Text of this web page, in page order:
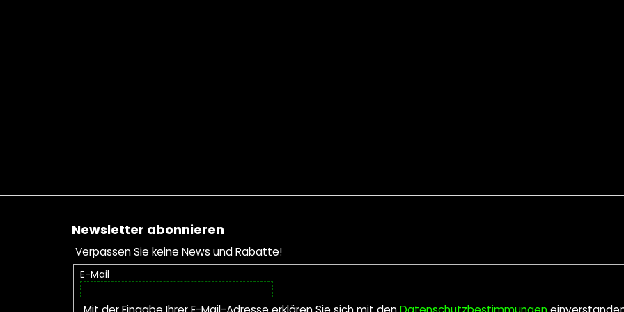
Fußzeile
Newsletter abonnieren
Verpassen Sie keine News und Rabatte!
E-Mail